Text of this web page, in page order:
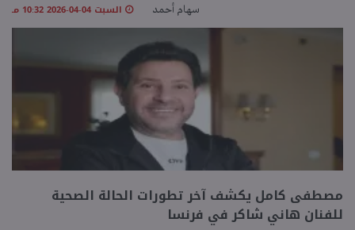
سهام أحمد السبت 04-04-2026 10:32 مـ
مصطفى كامل يكشف آخر تطورات الحالة الصحية
للفنان هاني شاكر في فرنسا